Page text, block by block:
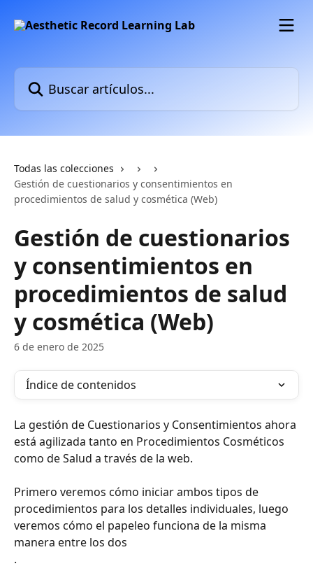
Buscar artículos...
Todas las colecciones
Gestión de cuestionarios y consentimientos en
procedimientos de salud y cosmética (Web)
Gestión de cuestionarios
y consentimientos en
procedimientos de salud
y cosmética (Web)
6 de enero de 2025
Índice de contenidos
La gestión de Cuestionarios y Consentimientos ahora
está agilizada tanto en Procedimientos Cosméticos
como de Salud a través de la web.
Primero veremos cómo iniciar ambos tipos de
procedimientos para los detalles individuales, luego
veremos cómo el papeleo funciona de la misma
manera entre los dos
.